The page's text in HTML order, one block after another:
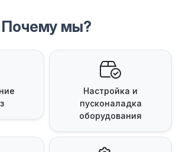
Почему мы?
Настройка и
пусконаладка
оборудования